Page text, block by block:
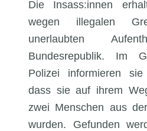
Die Insass:innen
wegen illegalen
unerlaubten
Bundesrepublik. Im
Polizei informieren
dass sie auf ihrem
zwei Menschen aus
wurden. Gefunden